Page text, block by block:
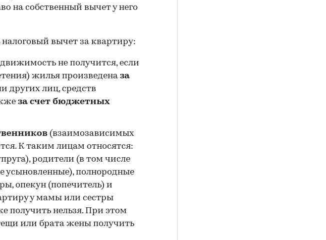
на собственный вычет у него
вычет за квартиру:
не получится, если
жилья произведена за
других лиц, средств
за счет бюджетных
(взаимозависимых
К таким лицам относятся:
родители (в том числе
усыновленные), полнородные
опекун (попечитель) и
у мамы или сестры
получить нельзя. При этом
или брата жены получить